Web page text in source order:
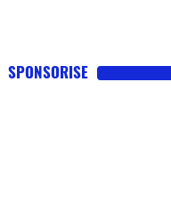
SPONSORISE